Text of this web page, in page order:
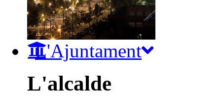
L'Ajuntament
L'alcalde